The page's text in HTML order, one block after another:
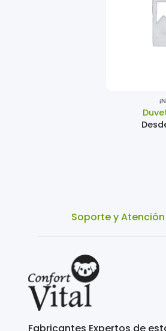
Soporte y Atención